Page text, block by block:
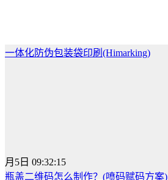
一体化防伪包装袋印刷(Himarking)
月5日 09:32:15
瓶盖二维码怎么制作？(喷码赋码方案)